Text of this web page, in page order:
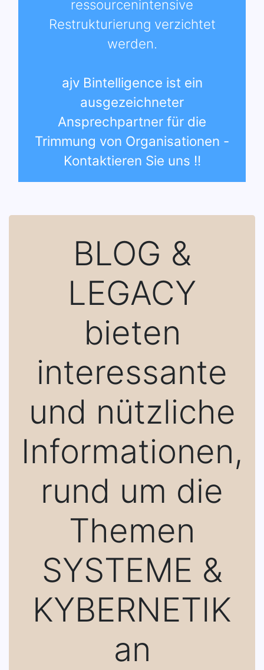
ressourcenintensive
Restrukturierung verzichtet
werden.
ajv Bintelligence ist ein
ausgezeichneter
Ansprechpartner für die
Trimmung von Organisationen -
Kontaktieren Sie uns !!
BLOG &
LEGACY
bieten
interessante
und nützliche
Informationen,
rund um die
Themen
SYSTEME &
KYBERNETIK
an